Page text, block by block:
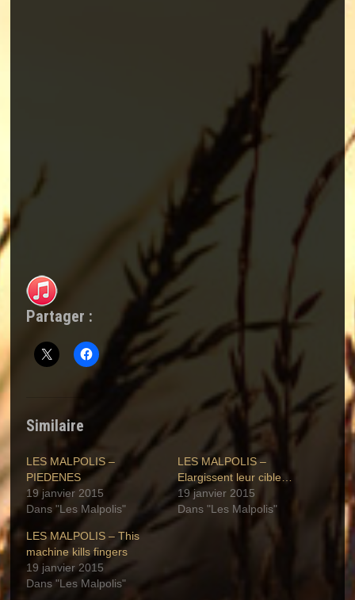
Partager :
Similaire
LES MALPOLIS –
PIEDENES
19 janvier 2015
Dans "Les Malpolis"
LES MALPOLIS –
Elargissent leur cible…
19 janvier 2015
Dans "Les Malpolis"
LES MALPOLIS – This
machine kills fingers
19 janvier 2015
Dans "Les Malpolis"